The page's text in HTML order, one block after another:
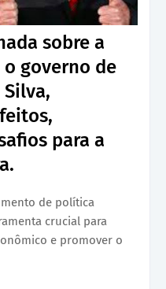
sobre a
governo de
para a
de política
crucial para
e promover o